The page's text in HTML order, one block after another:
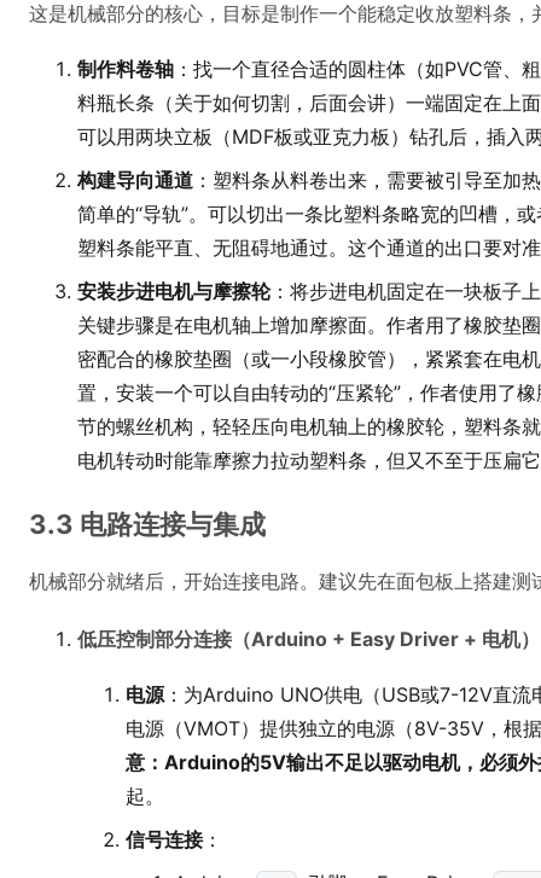
这是机械部分的核心，目标是制作一个能稳定收放塑料条
制作料卷轴 ：找一个直径合适的圆柱体（如PVC管、
料瓶长条（关于如何切割，后面会讲）一端固定在上
可以用两块立板（MDF板或亚克力板）钻孔后，插入
构建导向通道 ：塑料条从料卷出来，需要被引导至加
简单的“导轨”。可以切出一条比塑料条略宽的凹槽，
塑料条能平直、无阻碍地通过。这个通道的出口要对
安装步进电机与摩擦轮：将步进电机固定在一块板子
关键步骤是在电机轴上增加摩擦面。作者用了橡胶垫
密配合的橡胶垫圈（或一小段橡胶管），紧紧套在电
置，安装一个可以自由转动的“压紧轮”，作者使用了
节的螺丝机构，轻轻压向电机轴上的橡胶轮，塑料条
电机转动时能靠摩擦力拉动塑料条，但又不至于压扁
3.3 电路连接与集成
机械部分就绪后，开始连接电路。建议先在面包板上搭建
低压控制部分连接（Arduino + Easy Driver + 电机）
电源：为Arduino UNO供电（USB或7-12V直
电源（VMOT）提供独立的电源（8V-35V，根
意：Arduino的5V输出不足以驱动电机，必须外
起。
信号连接：